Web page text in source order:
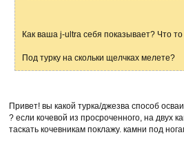
Как ваша j-ultra себя показывает? Что
Под турку на скольки щелчках мелете?
Привет! вы какой турка/джезва способ
? если кочевой из просроченного, на двух
таскать кочевникам поклажу. камни под